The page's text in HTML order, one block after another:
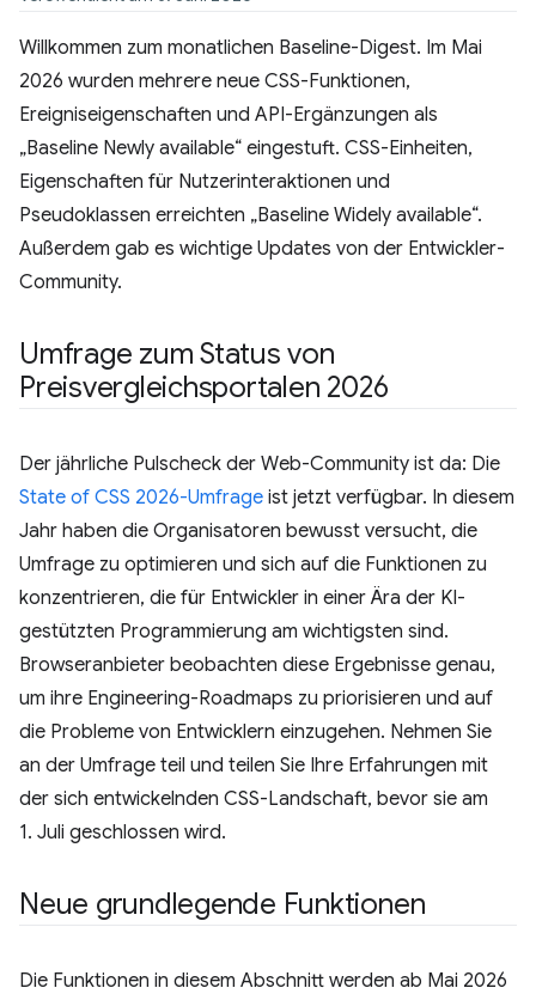
Willkommen zum monatlichen Baseline-Digest. Im Mai
2026 wurden mehrere neue CSS-Funktionen,
Ereigniseigenschaften und API-Ergänzungen als
„Baseline Newly available“ eingestuft. CSS-Einheiten,
Eigenschaften für Nutzerinteraktionen und
Pseudoklassen erreichten „Baseline Widely available“.
Außerdem gab es wichtige Updates von der Entwickler-
Community.
Umfrage zum Status von
Preisvergleichsportalen 2026
Der jährliche Pulscheck der Web-Community ist da: Die
State of CSS 2026-Umfrage ist jetzt verfügbar. In diesem
Jahr haben die Organisatoren bewusst versucht, die
Umfrage zu optimieren und sich auf die Funktionen zu
konzentrieren, die für Entwickler in einer Ära der KI-
gestützten Programmierung am wichtigsten sind.
Browseranbieter beobachten diese Ergebnisse genau,
um ihre Engineering-Roadmaps zu priorisieren und auf
die Probleme von Entwicklern einzugehen. Nehmen Sie
an der Umfrage teil und teilen Sie Ihre Erfahrungen mit
der sich entwickelnden CSS-Landschaft, bevor sie am
1. Juli geschlossen wird.
Neue grundlegende Funktionen
Die Funktionen in diesem Abschnitt werden ab Mai 2026